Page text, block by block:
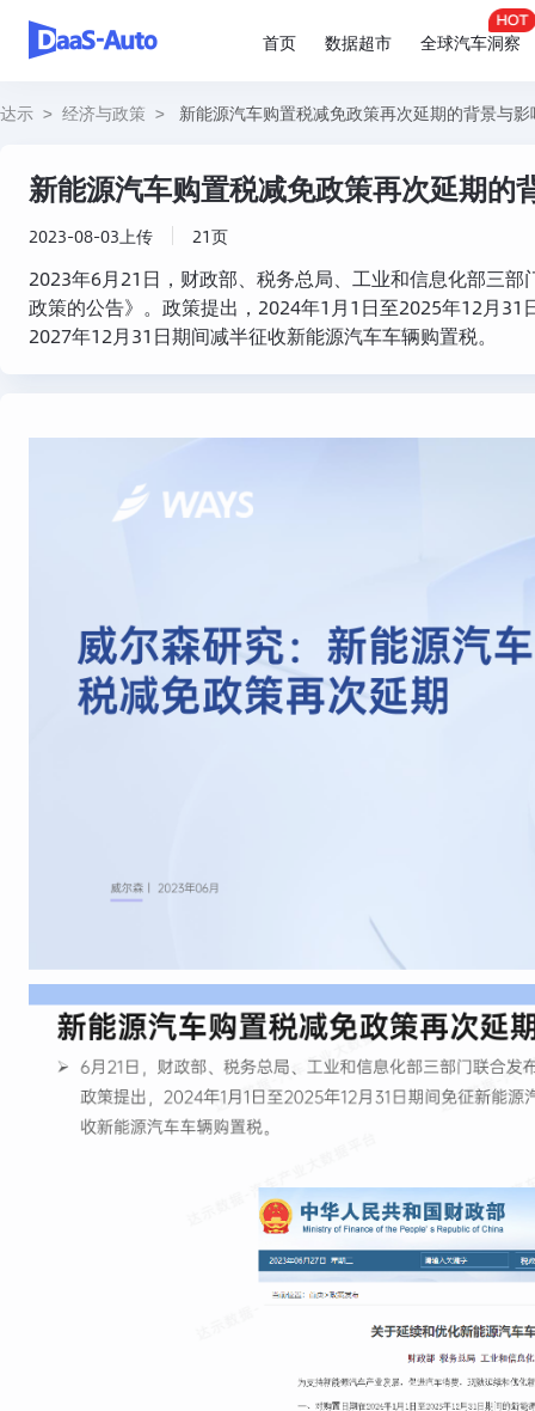
首页 数据超市 全球汽车洞察
达示 > 经济与政策 > 新能源汽车购置税减免政策再次延期的背景与影
新能源汽车购置税减免政策再次延期的
2023-08-03上传 21页
2023年6月21日，财政部、税务总局、工业和信息化部三
政策的公告》。政策提出，2024年1月1日至2025年12月
2027年12月31日期间减半征收新能源汽车车辆购置税。